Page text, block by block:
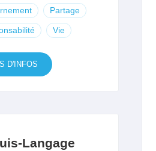
Partage
Vie
D'INFOS
Langage